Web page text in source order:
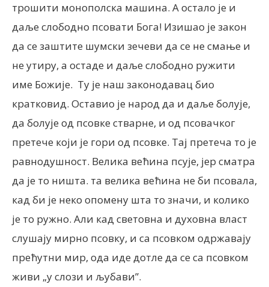
трошити монополска машина. А остало је и
даље слободно псовати Бога! Изишао је закон
да се заштите шумски зечеви да се не смање и
не утиру, а остаде и даље слободно ружити
име Божије. Ту је наш законодавац био
кратковид. Оставио је народ да и даље болује,
да болује од псовке стварне, и од псовачког
претече који је гори од псовке. Тај претеча то је
равнодушност. Велика већина псује, јер сматра
да је то ништа. та велика већина не би псовала,
кад би је неко опомену шта то значи, и колико
је то ружно. Али кад световна и духовна власт
слушају мирно псовку, и са псовком одржавају
прећутни мир, ода иде дотле да се са псовком
живи „у слози и љубави”.